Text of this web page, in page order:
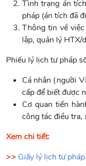
Tình trạng án
pháp (án tích đã
Thông tin về
lập, quản lý HTX/
Phiếu lý lịch tư pháp
Cá nhân (người
cấp để biết được
Cơ quan tiến
công tác điều tra,
Xem chi tiết:
>> Giấy lý lịch tư